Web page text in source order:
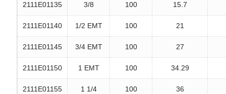
2111E01135 3/8 100 15.7
2111E01140 1/2 EMT 100 21
2111E01145 3/4 EMT 100 27
2111E01150 1 EMT 100 34.29
2111E01155 1 1/4 100 36